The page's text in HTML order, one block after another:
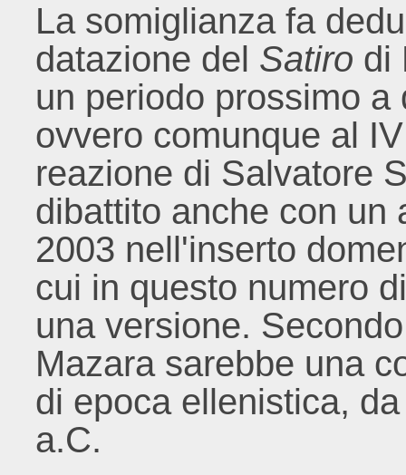
La somiglianza fa
datazione del Satiro di
un periodo prossimo
ovvero comunque al
reazione di Salvatore
dibattito anche con un
2003 nell'inserto
cui in questo numero
una versione.
Mazara sarebbe una
di epoca ellenistica,
a.C.